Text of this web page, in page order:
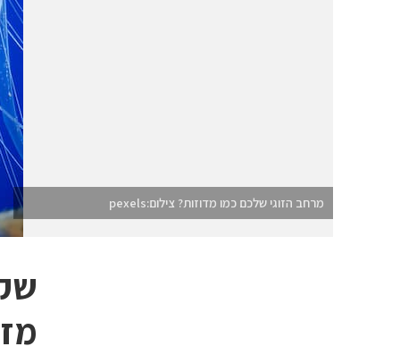
מרחב הזוגי שלכם כמו מדוזות? צילום:pexels